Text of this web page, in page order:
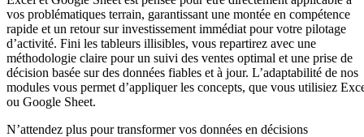
vos problématiques terrain, garantissant une montée en compétence
rapide et un retour sur investissement immédiat pour votre pilotage
d’activité. Fini les tableurs illisibles, vous repartirez avec une
méthodologie claire pour un suivi des ventes optimal et une prise de
décision basée sur des données fiables et à jour. L’adaptabilité de nos
modules vous permet d’appliquer les concepts, que vous utilisiez
ou Google Sheet.
N’attendez plus pour transformer vos données en décisions